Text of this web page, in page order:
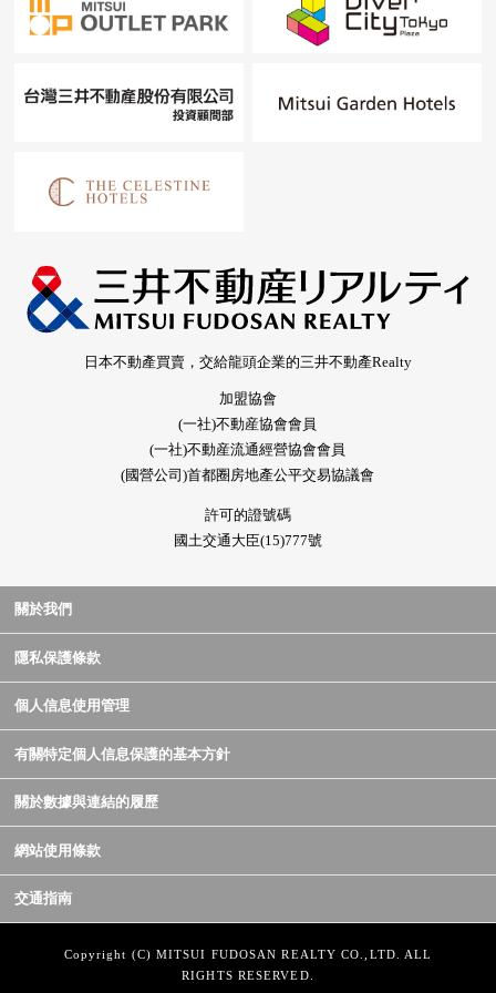
日本不動產買賣，交給龍頭企業的三井不動產Realty
加盟協會
(一社)不動産協會會員
(一社)不動産流通經營協會會員
(國營公司)首都圈房地產公平交易協議會
許可的證號碼
國土交通大臣(15)777號
關於我們
隱私保護條款
個人信息使用管理
有關特定個人信息保護的基本方針
關於數據與連結的履歷
網站使用條款
交通指南
Copyright (C) MITSUI FUDOSAN REALTY CO.,LTD. ALL
RIGHTS RESERVED.